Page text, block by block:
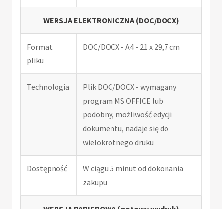
WERSJA ELEKTRONICZNA (DOC/DOCX)
Format
pliku
DOC/DOCX - A4 - 21 x 29,7 cm
Technologia
Plik DOC/DOCX - wymagany
program MS OFFICE lub
podobny, możliwość edycji
dokumentu, nadaje się do
wielokrotnego druku
Dostępność
W ciągu 5 minut od dokonania
zakupu